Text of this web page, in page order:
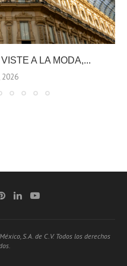
A LA MODA,...
2026
S.A. de C.V. Todos los derechos